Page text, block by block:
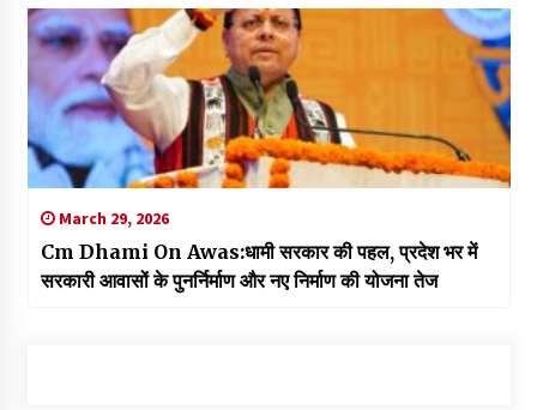
March 29, 2026
Cm Dhami On Awas:धामी सरकार की पहल, प्रदेश भर में
सरकारी आवासों के पुनर्निर्माण और नए निर्माण की योजना तेज